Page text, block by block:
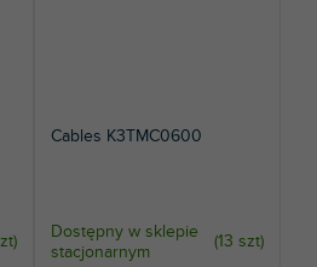
)
Cables K3TMC0600
Dostępny w sklepie
stacjonarnym
(13 szt)